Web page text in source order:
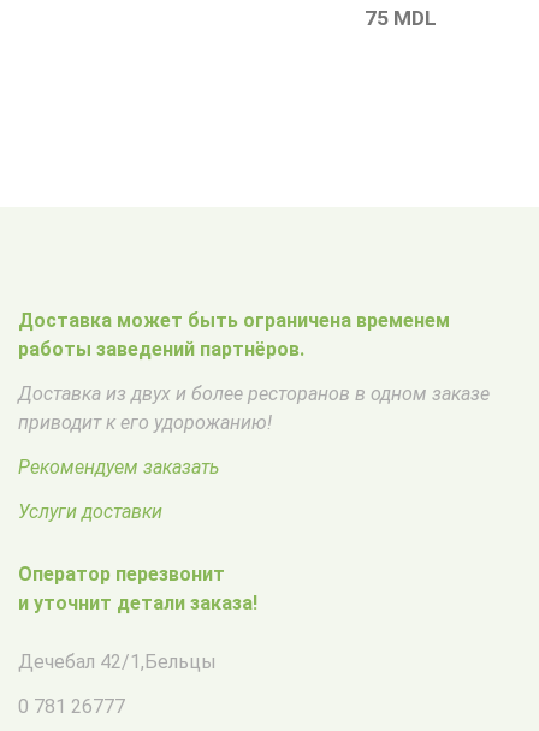
75 MDL
Доставка может быть ограничена временем
работы заведений партнёров.
Доставка из двух и более ресторанов в одном заказе
приводит к его удорожанию!
Рекомендуем заказать
Услуги доставки
Оператор перезвонит
и уточнит детали заказа!
Дечебал 42/1,Бельцы
0 781 26777